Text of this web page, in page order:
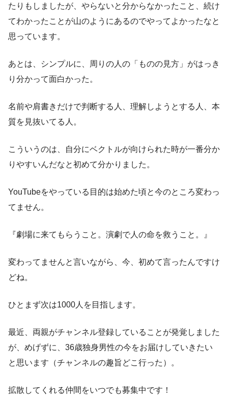
たりもしましたが、やらないと分からなかったこと、続け
てわかったことが山のようにあるのでやってよかったなと
思っています。
あとは、シンプルに、周りの人の「ものの見方」がはっき
り分かって面白かった。
名前や肩書きだけで判断する人、理解しようとする人、本
質を見抜いてる人。
こういうのは、自分にベクトルが向けられた時が一番分か
りやすいんだなと初めて分かりました。
YouTubeをやっている目的は始めた頃と今のところ変わっ
てません。
『劇場に来てもらうこと。演劇で人の命を救うこと。』
変わってませんと言いながら、今、初めて言ったんですけ
どね。
ひとまず次は1000人を目指します。
最近、両親がチャンネル登録していることが発覚しました
が、めげずに、36歳独身男性の今をお届けしていきたい
と思います（チャンネルの趣旨どこ行った）。
拡散してくれる仲間をいつでも募集中です！